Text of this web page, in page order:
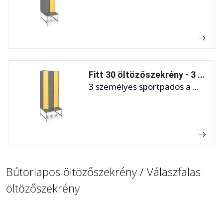
Fitt 30 öltözőszekrény - 3 ...
3 személyes sportpados a ...
Bútorlapos öltözőszekrény / Válaszfalas
öltözőszekrény